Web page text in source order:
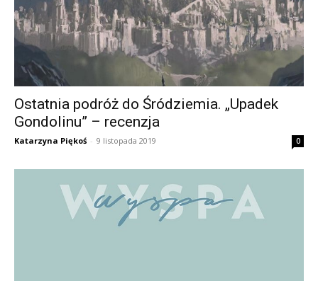
Ostatnia podróż do Śródziemia. „Upadek
Gondolinu” – recenzja
Katarzyna Piękoś - 9 listopada 2019 0